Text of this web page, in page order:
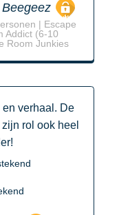
| Escape
Addict (6-10
Room Junkies
en verhaal. De
rol ook heel